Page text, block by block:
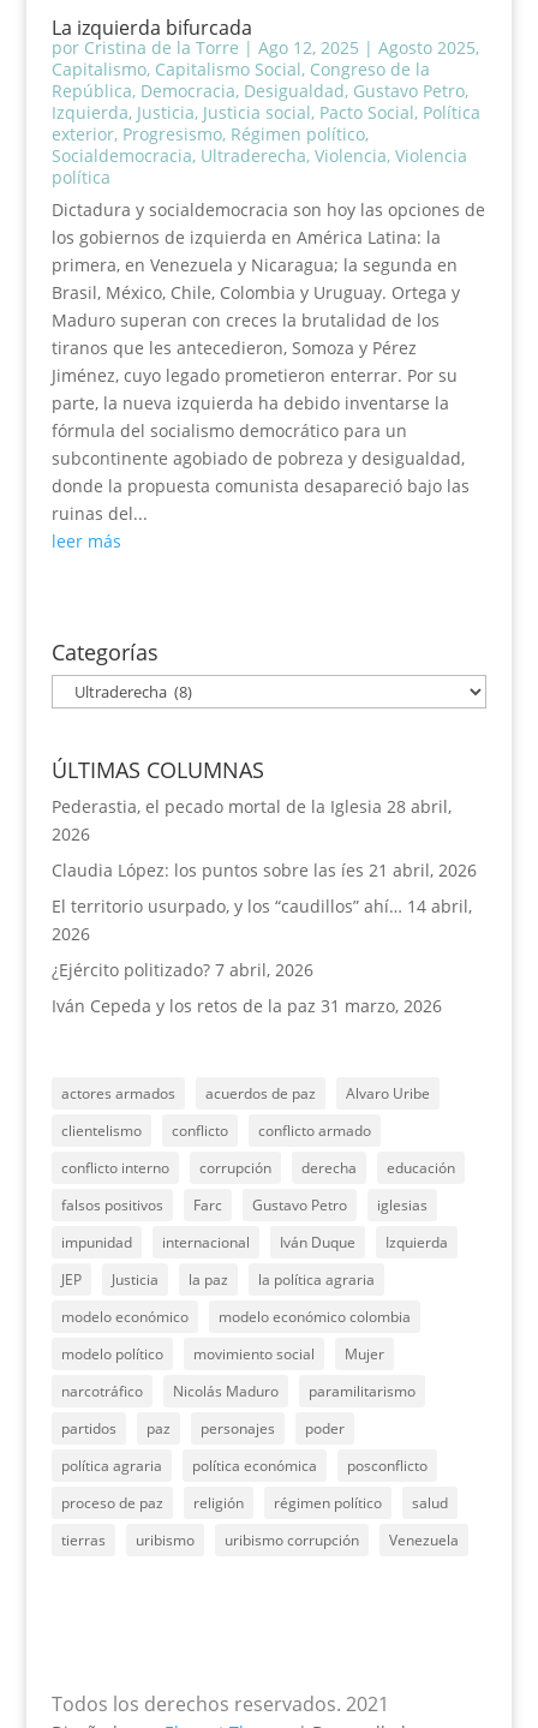
La izquierda bifurcada
por Cristina de la Torre | Ago 12, 2025 | Agosto 2025,
Capitalismo, Capitalismo Social, Congreso de la
República, Democracia, Desigualdad, Gustavo Petro,
Izquierda, Justicia, Justicia social, Pacto Social, Política
exterior, Progresismo, Régimen político,
Socialdemocracia, Ultraderecha, Violencia, Violencia
política
Dictadura y socialdemocracia son hoy las opciones de
los gobiernos de izquierda en América Latina: la
primera, en Venezuela y Nicaragua; la segunda en
Brasil, México, Chile, Colombia y Uruguay. Ortega y
Maduro superan con creces la brutalidad de los
tiranos que les antecedieron, Somoza y Pérez
Jiménez, cuyo legado prometieron enterrar. Por su
parte, la nueva izquierda ha debido inventarse la
fórmula del socialismo democrático para un
subcontinente agobiado de pobreza y desigualdad,
donde la propuesta comunista desapareció bajo las
ruinas del...
leer más
Categorías
Categorías
ÚLTIMAS COLUMNAS
Pederastia, el pecado mortal de la Iglesia 28 abril,
2026
Claudia López: los puntos sobre las íes 21 abril, 2026
El territorio usurpado, y los “caudillos” ahí… 14 abril,
2026
¿Ejército politizado? 7 abril, 2026
Iván Cepeda y los retos de la paz 31 marzo, 2026
actores armados acuerdos de paz
Alvaro Uribe
clientelismo
conflicto
conflicto armado
conflicto interno
corrupción derecha
educación
falsos positivos
Farc Gustavo Petro
iglesias
impunidad
internacional Iván Duque
Izquierda
JEP
Justicia la paz
la política agraria
modelo económico
modelo económico colombia
modelo político
movimiento social
Mujer
narcotráfico
Nicolás Maduro
paramilitarismo
partidos
paz personajes
poder
política agraria
política económica
posconflicto
proceso de paz
religión régimen político
salud
tierras
uribismo uribismo corrupción Venezuela
Todos los derechos reservados. 2021